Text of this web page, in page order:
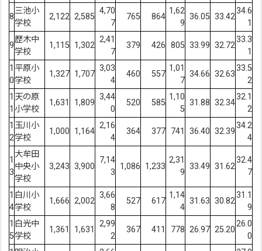
8
三池小
学校
2,122 2,585
4,70
7
765 864
1,62
9
36.05 33.42
34.6
1
9
歴木中
学校
1,115 1,302
2,41
7
379 426 805 33.99 32.72
33.3
1
1
0
平原小
学校
1,327 1,707
3,03
4
460 557
1,01
7
34.66 32.63
33.5
2
1
1
天の原
小学校
1,631 1,809
3,44
0
520 585
1,10
5
31.88 32.34
32.1
2
1
2
玉川小
学校
1,000 1,164
2,16
4
364 377 741 36.40 32.39
34.2
4
1
3
大牟田
中央小
学校
3,243 3,900
7,14
3
1,086 1,233
2,31
9
33.49 31.62
32.4
7
1
4
白川小
学校
1,666 2,002
3,66
8
527 617
1,14
4
31.63 30.82
31.1
9
1
5
白光中
学校
1,361 1,631
2,99
2
367 411 778 26.97 25.20
26.0
0